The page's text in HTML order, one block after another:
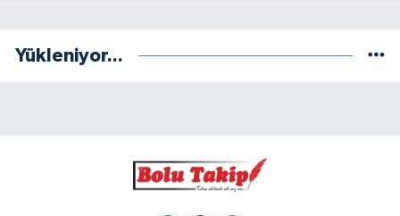
Yükleniyor...